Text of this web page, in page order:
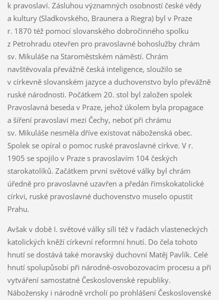
k pravoslaví. Zásluhou významných osobností české vědy
a kultury (Sladkovského, Braunera a Riegra) byl v Praze
r. 1870 též pomocí slovanského dobročinného spolku
z Petrohradu otevřen pro pravoslavné bohoslužby chrám
sv. Mikuláše na Staroměstském náměstí. Chrám
navštěvovala převážně česká inteligence, sloužilo se
v církevně slovanském jazyce a duchovenstvo bylo převážně
ruské národnosti. Počátkem 20. stol byl založen spolek
Pravoslavná beseda v Praze, jehož úkolem byla propagace
a šíření pravoslaví mezi Čechy, neboť při chrámu
sv. Mikuláše nesměla dříve existovat náboženská obec.
Spolek se opíral o pomoc ruské pravoslavné církve. V r.
1905 se spojilo v Praze s pravoslavím 104 českých
starokatolíků. Začátkem první světové války byl chrám
úředně pro pravoslavné uzavřen a předán římskokatolické
církvi, ruské pravoslavné duchovenstvo muselo opustit
Prahu.
Avšak v době I. světové války sílí též v řadách vlasteneckých
katolických kněží církevní reformní hnutí. Do čela tohoto
hnutí se dostává také moravský duchovní Matěj Pavlík. Celé
hnutí spolupůsobí při národně-osvobozovacím procesu a při
vytváření samostatné Československé republiky.
Nábožensky i národně vrcholí po prohlášení Československé